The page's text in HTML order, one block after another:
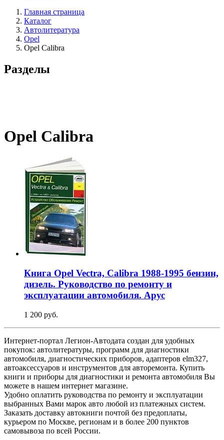
Главная страница
Каталог
Автолитература
Opel
Opel Calibra
Разделы
Opel Calibra
Книга Opel Vectra, Calibra 1988-1995 бензин,
дизель. Руководство по ремонту и
эксплуатации автомобиля. Арус
1 200 руб.
Интернет-портал Легион-Автодата создан для удобных
покупок: автолитературы, программ для диагностики
автомобиля, диагностических приборов, адаптеров elm327,
автоаксессуаров и инструментов для авторемонта. Купить
книги и приборы для диагностики и ремонта автомобиля Вы
можете в нашем интернет магазине.
Удобно оплатить руководства по ремонту и эксплуатации
выбранных Вами марок авто любой из платежных систем.
Заказать доставку автокниги почтой без предоплаты,
курьером по Москве, регионам и в более 200 пунктов
самовывоза по всей России.